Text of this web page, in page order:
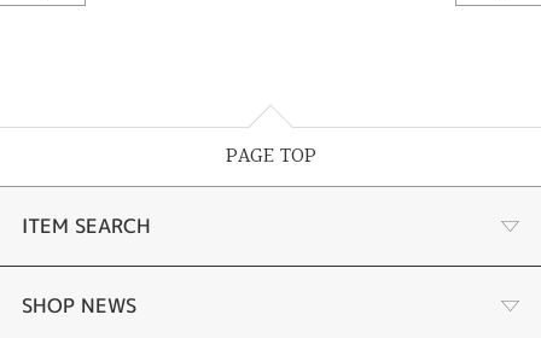
-パーフェックス(JIS1種耐磁、衝撃検知機能、針自動補正機能)
PAGE TOP
ITEM SEARCH
婚約指輪
SHOP NEWS